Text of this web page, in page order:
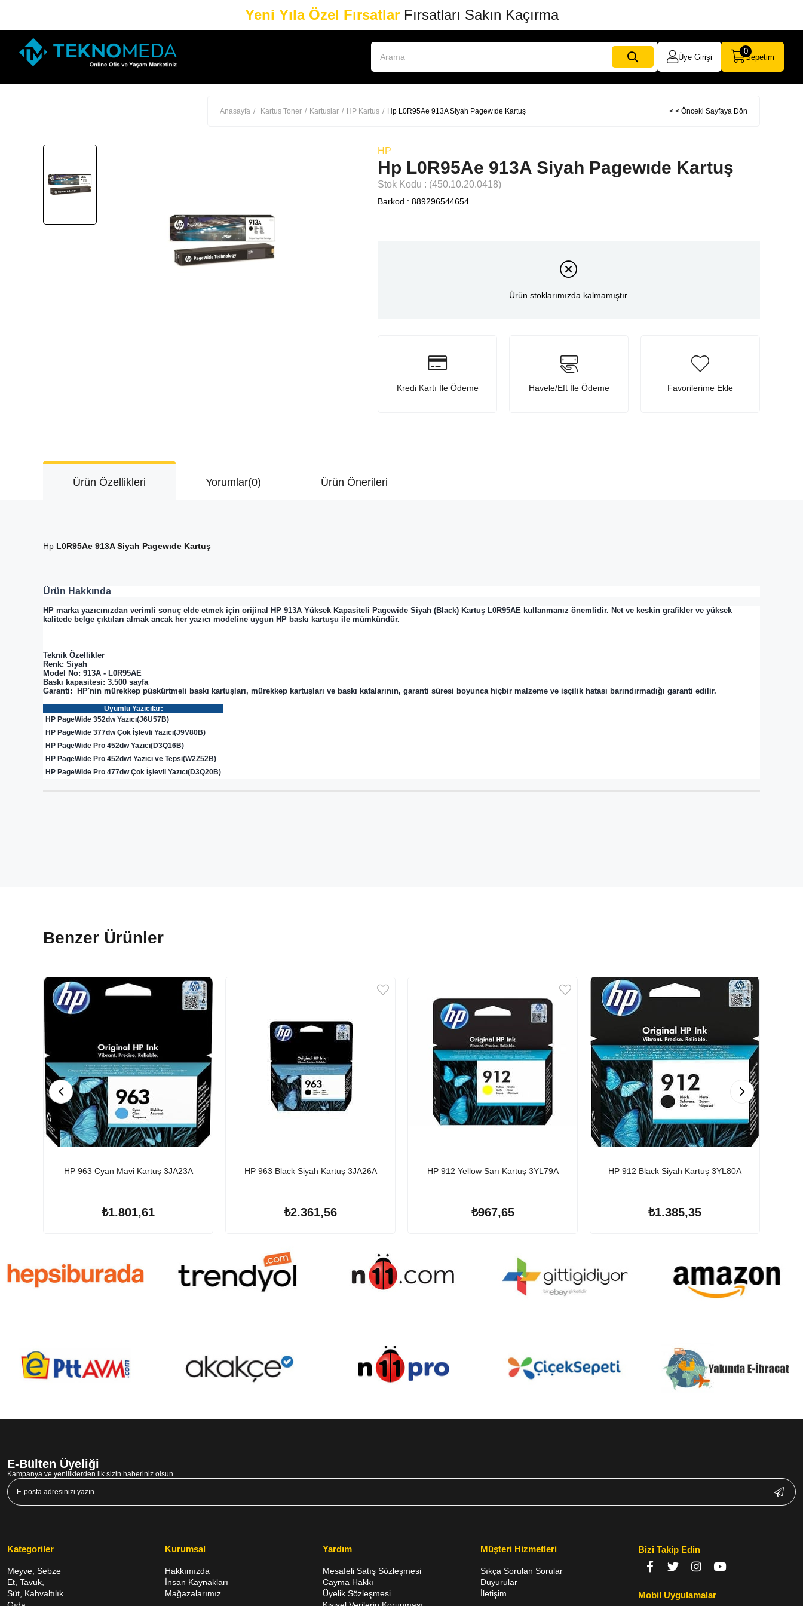
Yeni Yıla Özel FırsatlarFırsatları Sakın Kaçırma
Üye Girişi Sepetim
0
Anasayfa Kartuş Toner Kartuşlar HP Kartuş Hp L0R95Ae 913A Siyah Pagewıde Kartuş < < Önceki Sayfaya Dön
HP
Hp L0R95Ae 913A Siyah Pagewıde Kartuş
Stok Kodu (450.10.20.0418)
Barkod : 889296544654
Ürün stoklarımızda kalmamıştır.
Kredi Kartı İle Ödeme Havele/Eft İle Ödeme Favorilerime Ekle
Ürün Özellikleri Yorumlar(0) Ürün Önerileri
Hp L0R95Ae 913A Siyah Pagewıde Kartuş
Ürün Hakkında
HP marka yazıcınızdan verimli sonuç elde etmek için orijinal HP 913A Yüksek Kapasiteli Pagewide Siyah (Black) Kartuş L0R95AE kullanmanız önemlidir. Net ve keskin grafikler ve yüksek
kalitede belge çıktıları almak ancak her yazıcı modeline uygun HP baskı kartuşu ile mümkündür.
Teknik Özellikler
Renk: Siyah
Model No: 913A - L0R95AE
Baskı kapasitesi: 3.500 sayfa
Garanti: HP'nin mürekkep püskürtmeli baskı kartuşları, mürekkep kartuşları ve baskı kafalarının, garanti süresi boyunca hiçbir malzeme ve işçilik hatası barındırmadığı garanti edilir.
Uyumlu Yazıcılar:
HP PageWide 352dw Yazıcı(J6U57B)
HP PageWide 377dw Çok İşlevli Yazıcı(J9V80B)
HP PageWide Pro 452dw Yazıcı(D3Q16B)
HP PageWide Pro 452dwt Yazıcı ve Tepsi(W2Z52B)
HP PageWide Pro 477dw Çok İşlevli Yazıcı(D3Q20B)
Benzer Ürünler
HP 963 Cyan Mavi Kartuş 3JA23A
₺1.801,61
HP 963 Black Siyah Kartuş 3JA26A
₺2.361,56
HP 912 Yellow Sarı Kartuş 3YL79A
₺967,65
HP 912 Black Siyah Kartuş 3YL80A
₺1.385,35
E-Bülten Üyeliği
Kampanya ve yeniliklerden ilk sizin haberiniz olsun
Kategoriler
Meyve, Sebze
Et, Tavuk,
Süt, Kahvaltılık
Kurumsal
Hakkımızda
İnsan Kaynakları
Mağazalarımız
Yardım
Mesafeli Satış Sözleşmesi
Cayma Hakkı
Üyelik Sözleşmesi
Müşteri Hizmetleri
Sıkça Sorulan Sorular
Duyurular
İletişim
Bizi Takip Edin
Mobil Uygulamalar